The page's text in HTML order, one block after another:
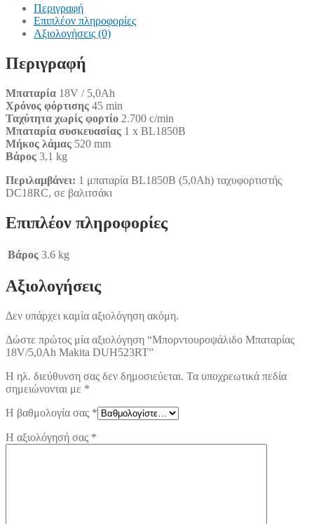
Περιγραφή
Επιπλέον πληροφορίες
Αξιολογήσεις (0)
Περιγραφή
Μπαταρία 18V / 5,0Ah
Χρόνος φόρτισης 45 min
Ταχύτητα χωρίς φορτίο 2.700 c/min
Μπαταρία συσκευασίας 1 x BL1850B
Μήκος λάμας 520 mm
Βάρος 3,1 kg
Περιλαμβάνει: 1 μπαταρία BL1850B (5,0Ah) ταχυφορτιστής
DC18RC, σε βαλιτσάκι
Επιπλέον πληροφορίες
Βάρος 3.6 kg
Αξιολογήσεις
Δεν υπάρχει καμία αξιολόγηση ακόμη.
Δώστε πρώτος μία αξιολόγηση “Μπορντουροψάλιδο Μπαταρίας
18V/5,0Ah Makita DUH523RT”
Η ηλ. διεύθυνση σας δεν δημοσιεύεται. Τα υποχρεωτικά πεδία
σημειώνονται με *
Η βαθμολογία σας *
Η αξιολόγησή σας *